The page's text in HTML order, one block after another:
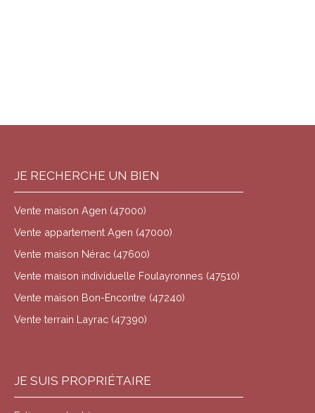
JE RECHERCHE UN BIEN
Vente maison Agen (47000)
Vente appartement Agen (47000)
Vente maison Nérac (47600)
Vente maison individuelle Foulayronnes (47510)
Vente maison Bon-Encontre (47240)
Vente terrain Layrac (47390)
JE SUIS PROPRIÉTAIRE